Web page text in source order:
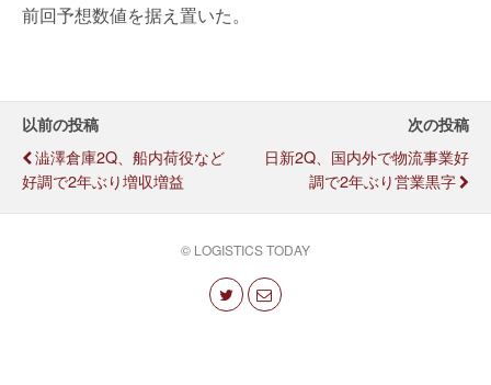
前回予想数値を据え置いた。
以前の投稿
澁澤倉庫2Q、船内荷役など
好調で2年ぶり増収増益
次の投稿
日新2Q、国内外で物流事業好
調で2年ぶり営業黒字
© LOGISTICS TODAY